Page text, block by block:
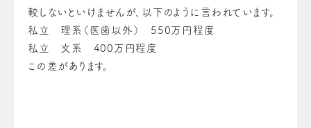
較しないといけませんが、以下のように言われています。
私立 理系（医歯以外） 550万円程度
私立 文系 400万円程度
この差があります。